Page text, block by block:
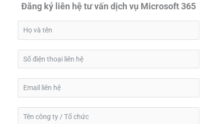
Đăng ký liên hệ tư vấn dịch vụ Microsoft 365